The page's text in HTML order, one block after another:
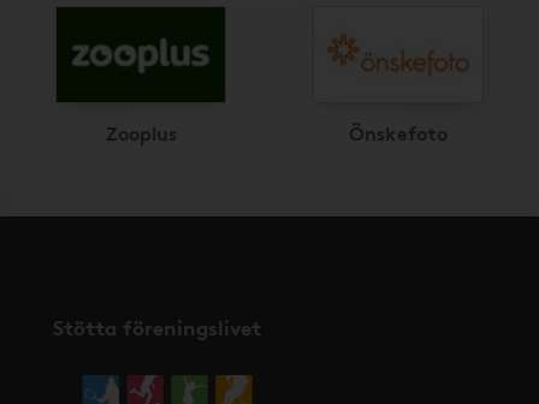
Zooplus Önskefoto
Stötta föreningslivet